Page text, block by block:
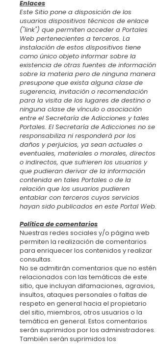
Enlaces
Este Sitio pone a disposición de los
usuarios dispositivos técnicos de enlace
("link") que permiten acceder a Portales
Web pertenecientes a terceros. La
instalación de estos dispositivos tiene
como único objeto informar sobre la
existencia de otras fuentes de información
sobre la materia pero de ninguna manera
presupone que exista alguna clase de
sugerencia, invitación o recomendación
para la visita de los lugares de destino o
ninguna clase de vínculo o asociación
entre el Secretaría de Adicciones y tales
Portales. El Secretaría de Adicciones no se
responsabiliza ni responderá por los
daños y perjuicios, ya sean actuales o
eventuales, materiales o morales, directos
o indirectos, que sufrieren los usuarios y
que pudieran derivar de la información
contenida en tales Portales o de la
relación que los usuarios pudieren
entablar con terceros cuyos servicios
hayan sido publicados en este Portal Web.
Política de comentarios
Nuestras redes sociales y/o página web
permiten la realización de comentarios
para enriquecer los contenidos y realizar
consultas.
No se admitirán comentarios que no estén
relacionados con las temáticas de este
sitio, que incluyan difamaciones, agravios,
insultos, ataques personales o faltas de
respeto en general hacia el propietario
del sitio, miembros, otros usuarios o la
temática en general. Estos comentarios
serán suprimidos por los administradores.
También serán suprimidos los